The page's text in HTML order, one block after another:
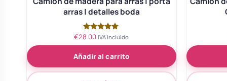
arras | detalles boda
Valorado
de 5
€28.00 IVA incluido
Añadir al carrito